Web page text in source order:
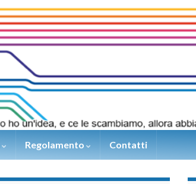
Regolamento Contatti